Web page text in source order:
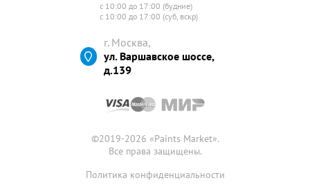
с 10:00 до 17:00 (будние)
с 10:00 до 17:00 (суб, вскр)
г. Москва,
ул. Варшавское шоссе,
д.139
©2019-2026 «Paints Market».
Все права защищены.
Политика конфиденциальности